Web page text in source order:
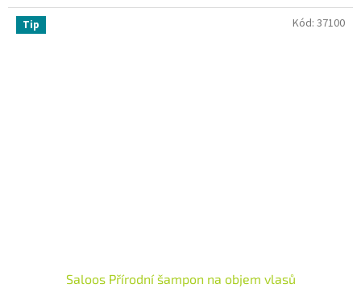
Tip
Saloos Přírodní šampon na objem vlasů
Kód: 37100